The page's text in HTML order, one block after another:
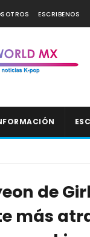
ESCRIBENOS
de
más